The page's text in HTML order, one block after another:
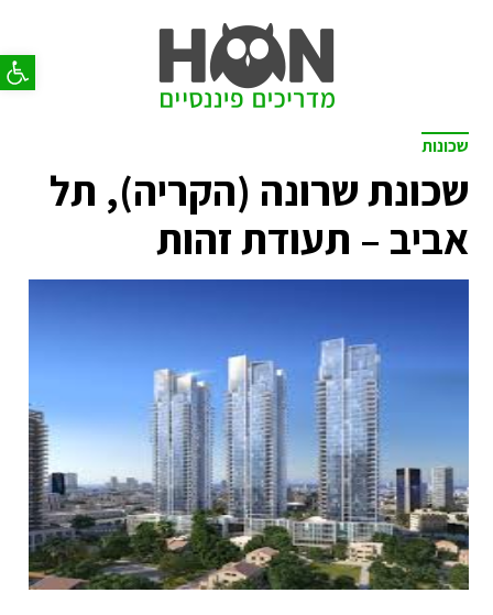
פתח
שכונות
שכונת שרונה (הקריה), תל
אביב – תעודת זהות